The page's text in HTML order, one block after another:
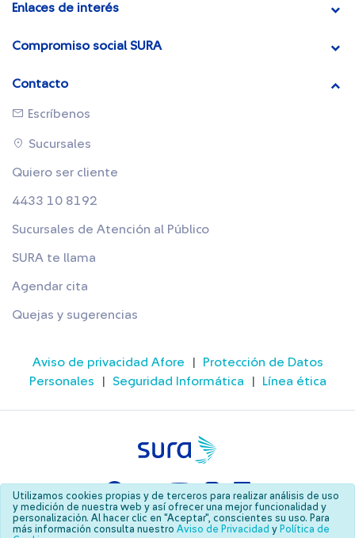
Utilizamos cookies propias y de terceros para realizar análisis de uso
y medición de nuestra web y así ofrecer una mejor funcionalidad y
personalización. Al hacer clic en "Aceptar", conscientes su uso. Para
más información consulta nuestro Aviso de Privacidad y Política de
Enlaces de interés
Compromiso social SURA
Contacto
Escríbenos
Sucursales
Quiero ser cliente
4433 10 8192
Sucursales de Atención al Público
SURA te llama
Agendar cita
Quejas y sugerencias
Aviso de privacidad Afore
Protección de Datos
Personales
Seguridad Informática Línea ética
© Copyright SURA 2026